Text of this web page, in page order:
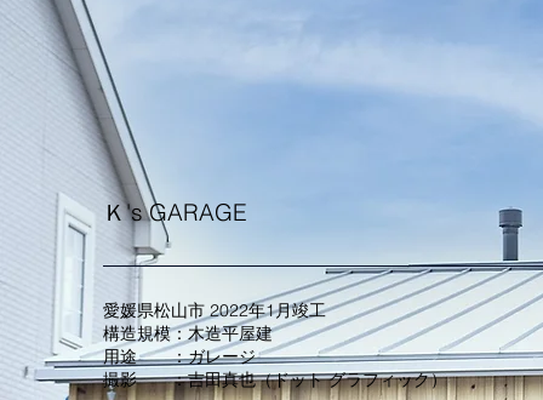
​Ｋ's GARAGE
​愛媛県松山市 2022年1月竣工
構造規模：木造平屋建
用途 ：ガレージ
​​​撮影 ：吉田真也（ドット グラフィック）